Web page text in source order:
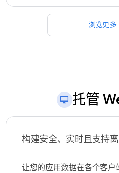
浏览更多
托管
构建安全、实时且支持
让您的应用数据在各个客户